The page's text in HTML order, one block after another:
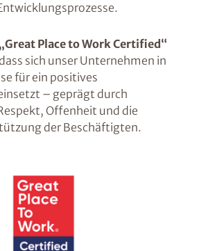
„Great Place to Work Certified“
sich unser Unternehmen in
für ein positives
– geprägt durch
Offenheit und die
der Beschäftigten.